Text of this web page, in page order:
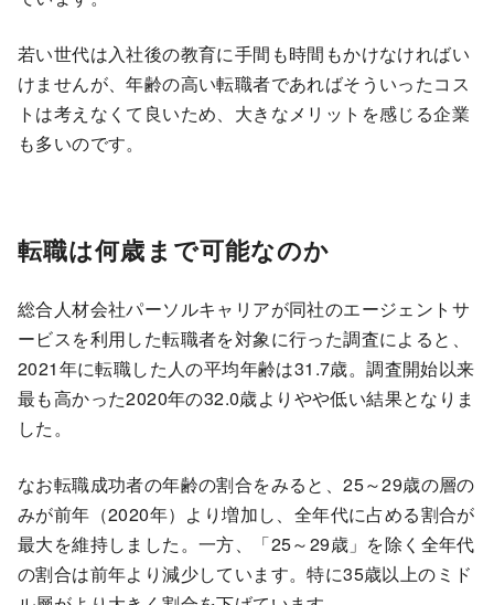
若い世代は入社後の教育に手間も時間もかけなければい
けませんが、年齢の高い転職者であればそういったコス
トは考えなくて良いため、大きなメリットを感じる企業
も多いのです。
転職は何歳まで可能なのか
総合人材会社パーソルキャリアが同社のエージェントサ
ービスを利用した転職者を対象に行った調査によると、
2021年に転職した人の平均年齢は31.7歳。調査開始以来
最も高かった2020年の32.0歳よりやや低い結果となりま
した。
なお転職成功者の年齢の割合をみると、25～29歳の層の
みが前年（2020年）より増加し、全年代に占める割合が
最大を維持しました。一方、「25～29歳」を除く全年代
の割合は前年より減少しています。特に35歳以上のミド